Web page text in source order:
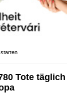
Tote täglich